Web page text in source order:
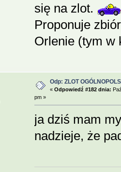
się na zlot.
Proponuje
Orlenie (tym w
Odp: ZLOT
« Odpowiedź #182 dnia:
pm »
ja dziś mam
nadzieje, że